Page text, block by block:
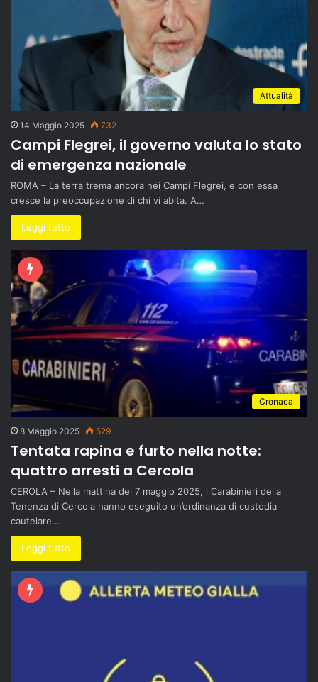
Attualità
14 Maggio 2025 732
Campi Flegrei, il governo valuta lo stato
di emergenza nazionale
ROMA – La terra trema ancora nei Campi Flegrei, e con essa
cresce la preoccupazione di chi vi abita. A…
Leggi tutto
Cronaca
8 Maggio 2025 529
Tentata rapina e furto nella notte:
quattro arresti a Cercola
CEROLA – Nella mattina del 7 maggio 2025, i Carabinieri della
Tenenza di Cercola hanno eseguito un’ordinanza di custodia
cautelare…
Leggi tutto